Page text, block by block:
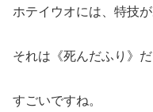
ホテイウオには、特技が
それは《死んだふり》だ
すごいですね。